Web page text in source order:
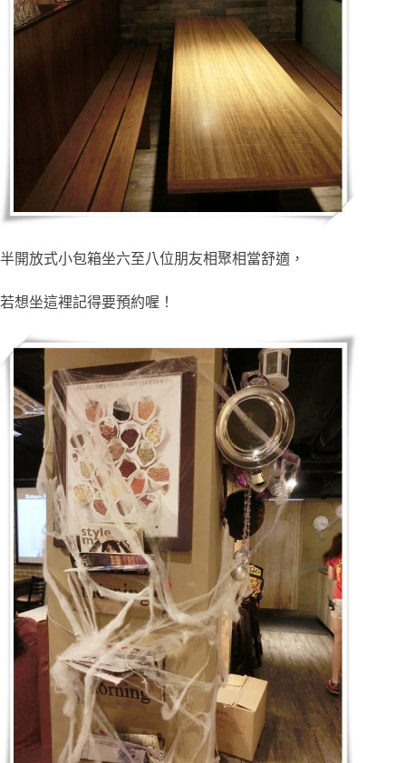
半開放式小包箱坐六至八位朋友相聚相當舒適，
若想坐這裡記得要預約喔！